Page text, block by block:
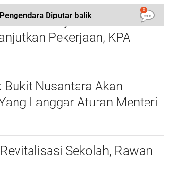
Diputar balik
0
City Samosir: Eks
Pekerjaan, KPA
Proyek
Bukit Nusantara Akan
Langgar Aturan Menteri
Sekolah, Rawan